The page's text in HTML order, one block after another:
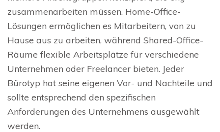
zusammenarbeiten müssen. Home-Office-
Lösungen ermöglichen es Mitarbeitern, von zu
Hause aus zu arbeiten, während Shared-Office-
Räume flexible Arbeitsplätze für verschiedene
Unternehmen oder Freelancer bieten. Jeder
Bürotyp hat seine eigenen Vor- und Nachteile und
sollte entsprechend den spezifischen
Anforderungen des Unternehmens ausgewählt
werden.